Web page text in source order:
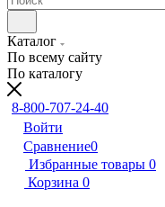
Каталог
По всему сайту
По каталогу
8-800-707-24-40
Войти
Сравнение0
Избранные товары 0
Корзина 0